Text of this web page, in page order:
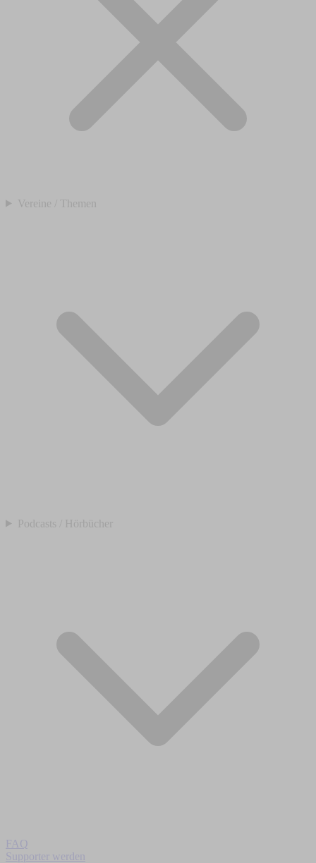
Vereine / Themen
Podcasts / Hörbücher
FAQ
Supporter werden